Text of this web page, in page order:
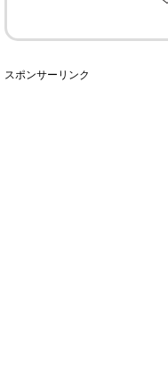
スポンサーリンク